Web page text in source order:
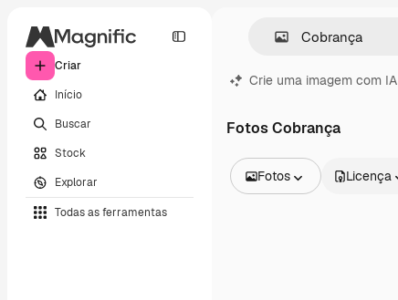
Criar
Início
Buscar
Stock
Explorar
Todas as ferramentas
Crie uma imagem com IA
Fotos Cobrança
Fotos Licença